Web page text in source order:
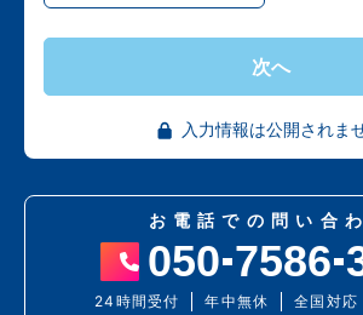
次へ
入力情報は公開されま
お電話での問い合
050 7586
24時間受付 年中無休 全国対応